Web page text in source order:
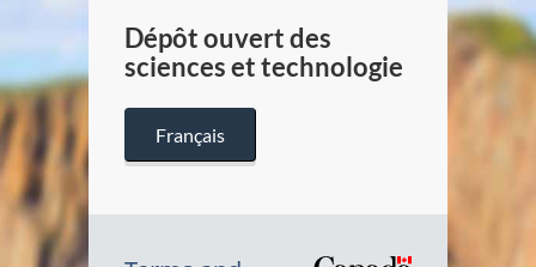
Dépôt ouvert des
sciences et technologie
Français